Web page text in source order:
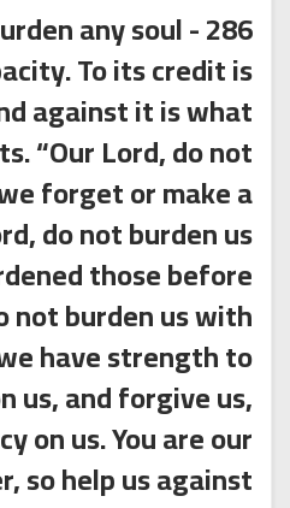
burden any soul
To its credit is
against it is what
“Our Lord, do not
forget or make a
do not burden us
those before
not burden us with
have strength to
us, and forgive us,
on us. You are our
so help us against